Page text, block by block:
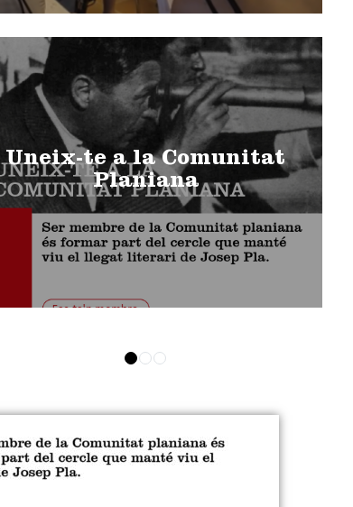
Uneix-te a la Comunitat
Planiana